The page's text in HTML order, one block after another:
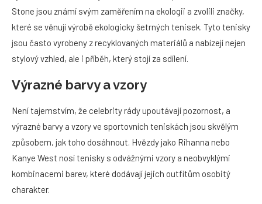
Stone jsou známí svým zaměřením na ekologii a zvolili značky,
které se věnují výrobě ekologicky šetrných tenisek. Tyto tenisky
jsou často vyrobeny z recyklovaných materiálů a nabízejí nejen
stylový vzhled, ale i příběh, který stojí za sdílení.
Výrazné barvy a vzory
Není tajemstvím, že celebrity rády upoutávají pozornost, a
výrazné barvy a vzory ve sportovních teniskách jsou skvělým
způsobem, jak toho dosáhnout. Hvězdy jako Rihanna nebo
Kanye West nosí tenisky s odvážnými vzory a neobvyklými
kombinacemi barev, které dodávají jejich outfitům osobitý
charakter.